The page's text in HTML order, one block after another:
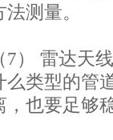
法测量。
（7） 雷达天
么类型的管
，也要足够